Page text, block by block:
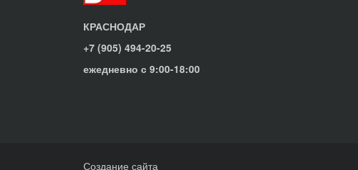
КРАСНОДАР
+7 (905) 494-20-25
ежедневно с 9:00-18:00
Создание сайта